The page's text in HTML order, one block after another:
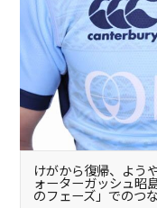
けがから復帰、よう
ォーターガッシュ昭
のフェーズ」でのつ